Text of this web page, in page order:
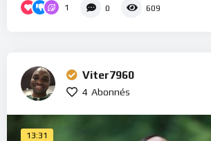
1 0 609
Viter7960
4 Abonnés
13:31